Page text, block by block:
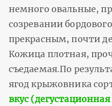
немного овальные,
созревании
прекрасным, почти
Кожица плотная,
съедаемая.По
ягод крыжовника
вкус